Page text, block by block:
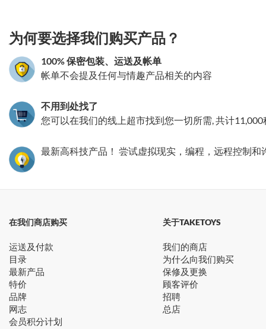
为何要选择我们购买产品？
100% 保密包装、运送及帐单
帐单不会提及任何与情趣产品相关的内容
不用到处找了
您可以在我们的线上超市找到您一切所需, 共计11,000
最新高科技产品！ 尝试虚拟现实，编程，远程控制
在我们商店购买
运送及付款
目录
最新产品
特价
品牌
网志
会员积分计划
关于TAKETOYS
我们的商店
为什么向我们购买
保修及更换
顾客评价
招聘
总店